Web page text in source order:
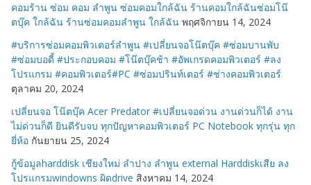
คอมร้าน ซ่อม คอม ลำพูน ซ่อมคอมใกล้ฉัน ร้านคอมใกล้ฉันซ่อมโน๊
ตบุ๊ค ใกล้ฉัน ร้านซ่อมคอมลำพูน ใกล้ฉัน พฤศจิกายน 14, 2024
#บริการซ่อมคอมพิวเตอร์ลำพูน #เปลี่ยนจอโน๊ตบุ๊ค #ซ่อมบานพับ
#ซ่อมบอดี้ #ประกอบคอม #โน๊ตบุ๊คช้า #อัพเกรดคอมพิวเตอร์ #ลง
โปรแกรม #คอมพิวเตอร์#PC #ซ่อมปรินท์เตอร์ #ช่างคอมพิวเตอร์
ตุลาคม 20, 2024
เปลี่ยนจอ โน๊ตบุ๊ค Acer Predator #เปลี่ยนจอด่วน งานด่วนก็ได้ งาน
ไม่ด่วนก็ดี ยินดีรับจบ ทุกปัญหาคอมพิวเตอร์ PC Notebook ทุกรุ่น ทุก
ยี่ห้อ กันยายน 25, 2024
กู้ข้อมูลharddisk เชียงใหม่ ลำปาง ลำพูน external Harddiskเสีย ลง
โปรแกรมwindowns ผิดdrive สิงหาคม 14, 2024